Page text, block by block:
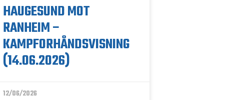
HAUGESUND MOT
RANHEIM –
KAMPFORHÅNDSVISNING
(14.06.2026)
12/06/2026